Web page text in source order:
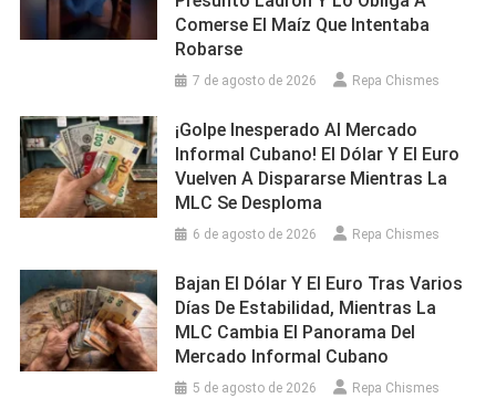
Comerse El Maíz Que Intentaba
Robarse
7 de agosto de 2026 Repa Chismes
¡Golpe Inesperado Al Mercado
Informal Cubano! El Dólar Y El Euro
Vuelven A Dispararse Mientras La
MLC Se Desploma
6 de agosto de 2026 Repa Chismes
Bajan El Dólar Y El Euro Tras Varios
Días De Estabilidad, Mientras La
MLC Cambia El Panorama Del
Mercado Informal Cubano
5 de agosto de 2026 Repa Chismes